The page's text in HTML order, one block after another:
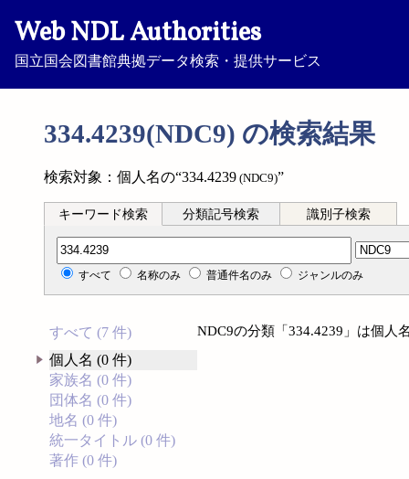
Web NDL Authorities
国立国会図書館典拠データ検索・提供サービス
334.4239(NDC9) の検索結果
検索対象：個人名の“334.4239 (NDC9)”
キーワード検索 分類記号検索 識別子検索
分類記号検索
すべて 名称のみ 普通件名のみ ジャンルのみ
すべて (7 件)
個人名 (0 件)
家族名 (0 件)
団体名 (0 件)
地名 (0 件)
統一タイトル (0 件)
著作 (0 件)
NDC9の分類「334.4239」は個人